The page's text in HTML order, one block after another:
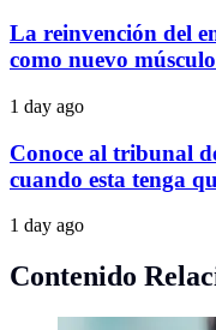
La reinvención del
como nuevo
1 day ago
Conoce al tribunal
cuando esta tenga
1 day ago
Contenido